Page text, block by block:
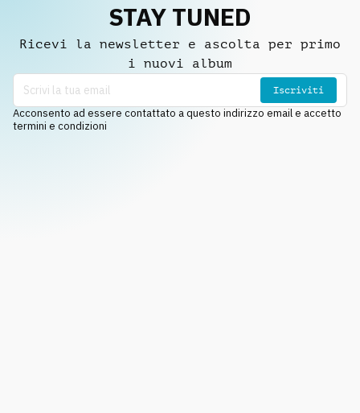
STAY TUNED
Ricevi la newsletter e ascolta per primo
i nuovi album
Iscriviti
Acconsento ad essere contattato a questo indirizzo email e accetto
termini e condizioni